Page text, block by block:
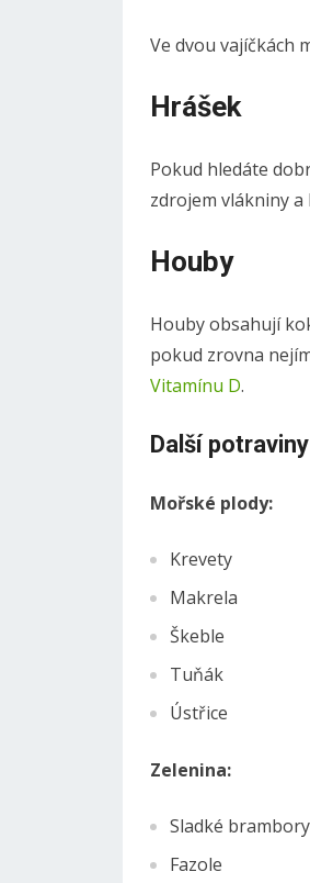
Ve dvou vajíčkách
Hrášek
Pokud hledáte
zdrojem vlákniny
Houby
Houby obsahují
pokud zrovna
Vitamínu D.
Další
Mořské plody:
Krevety
Makrela
Škeble
Tuňák
Ústřice
Zelenina:
Sladké brambory
Fazole